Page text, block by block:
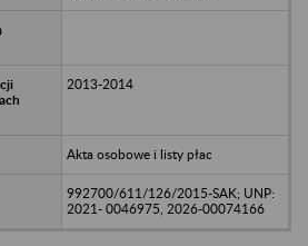
2013-2014
Akta osobowe i listy płac
992700/611/126/2015-SAK; UNP:
2021- 0046975, 2026-00074166